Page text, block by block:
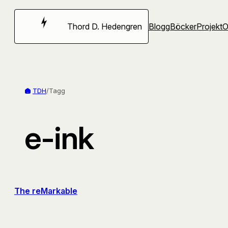
Hoppa
Thord D. Hedengren BloggBöckerProjekt
TDH/Tagg
e-ink
The reMarkable